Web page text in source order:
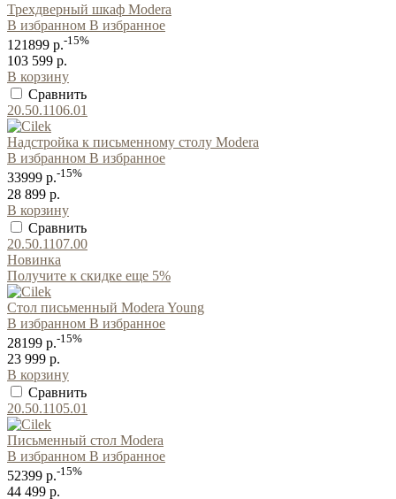
Трехдверный шкаф Modera
В избранном В избранное
121899 р.-15%
103 599 р.
В корзину
Сравнить
20.50.1106.01
Надстройка к письменному столу Modera
В избранном В избранное
33999 р.-15%
28 899 р.
В корзину
Сравнить
20.50.1107.00
Новинка
Получите к скидке еще 5%
Стол письменный Modera Young
В избранном В избранное
28199 р.-15%
23 999 р.
В корзину
Сравнить
20.50.1105.01
Письменный стол Modera
В избранном В избранное
52399 р.-15%
44 499 р.